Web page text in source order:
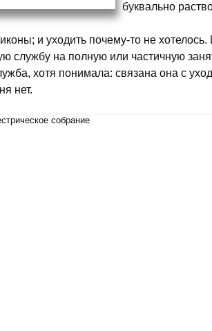
буквально
и уходить почему-то не хотелось.
службу на полную или частичную
хотя понимала: связана она с
нет.